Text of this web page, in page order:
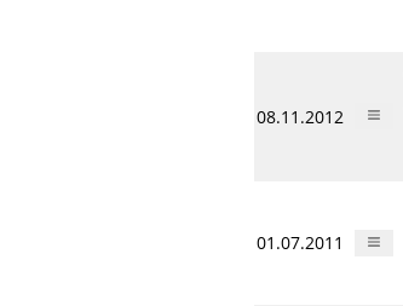
08.11.2012
01.07.2011